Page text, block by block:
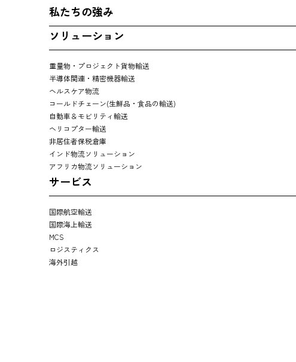
私たちの強み
ソリューション
重量物・プロジェクト貨物輸送
半導体関連・精密機器輸送
ヘルスケア物流
コールドチェーン(生鮮品・食品の輸送)
自動車＆モビリティ輸送
ヘリコプター輸送
非居住者保税倉庫
インド物流ソリューション
アフリカ物流ソリューション
サービス
国際航空輸送
国際海上輸送
MCS
ロジスティクス
海外引越